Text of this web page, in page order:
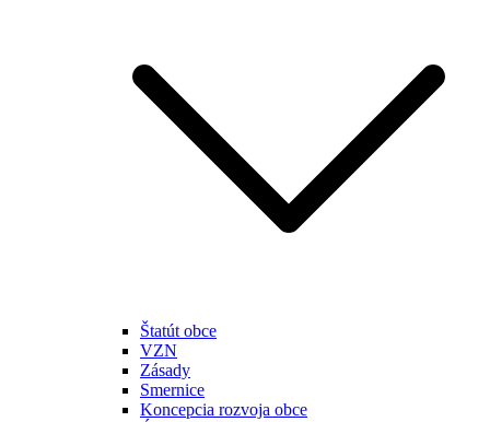
Štatút obce
VZN
Zásady
Smernice
Koncepcia rozvoja obce